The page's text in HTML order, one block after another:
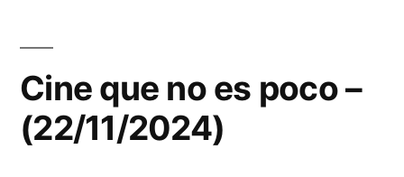
Cine que no es poco –
(22/11/2024)